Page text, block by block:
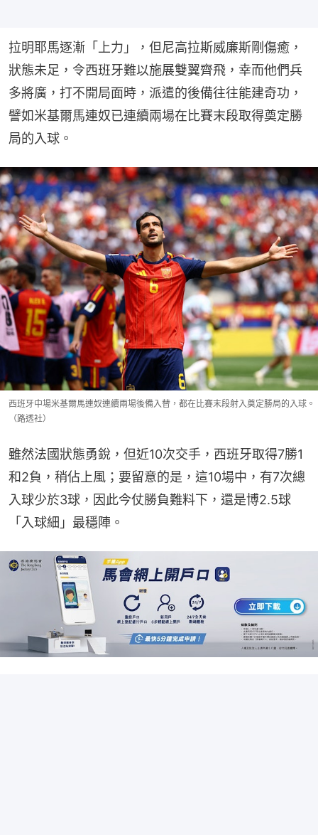
拉明耶馬逐漸「上力」，但尼高拉斯威廉斯剛傷癒，
狀態未足，令西班牙難以施展雙翼齊飛，幸而他們兵
多將廣，打不開局面時，派遣的後備往往能建奇功，
譬如米基爾馬連奴已連續兩場在比賽末段取得奠定勝
局的入球。
西班牙中場米基爾馬連奴連續兩場後備入替，都在比賽末段射入奠定勝局的入球。
（路透社）
雖然法國狀態勇銳，但近10次交手，西班牙取得7勝1
和2負，稍佔上風；要留意的是，這10場中，有7次總
入球少於3球，因此今仗勝負難料下，還是博2.5球
「入球細」最穩陣。